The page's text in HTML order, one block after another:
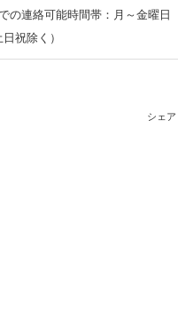
の連絡可能時間帯：月～金曜日
祝除く）
シェア